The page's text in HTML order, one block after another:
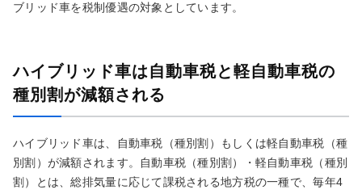
ブリッド車を税制優遇の対象としています。
ハイブリッド車は自動車税と軽自動車税の
種別割が減額される
ハイブリッド車は、自動車税（種別割）もしくは軽自動車税（種
別割）が減額されます。自動車税（種別割）・軽自動車税（種別
割）とは、総排気量に応じて課税される地方税の一種で、毎年4